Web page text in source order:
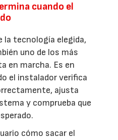
cuando el
la tecnología elegida,
uno de los más
en marcha. Es en
el instalador verifica
ajusta
y comprueba que
cómo sacar el